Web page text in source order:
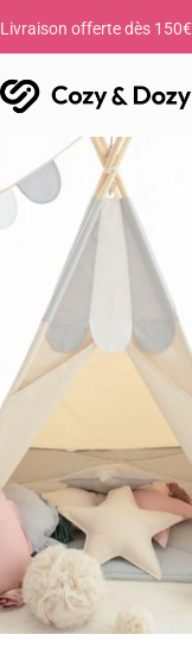
Livraison offerte dès 150€